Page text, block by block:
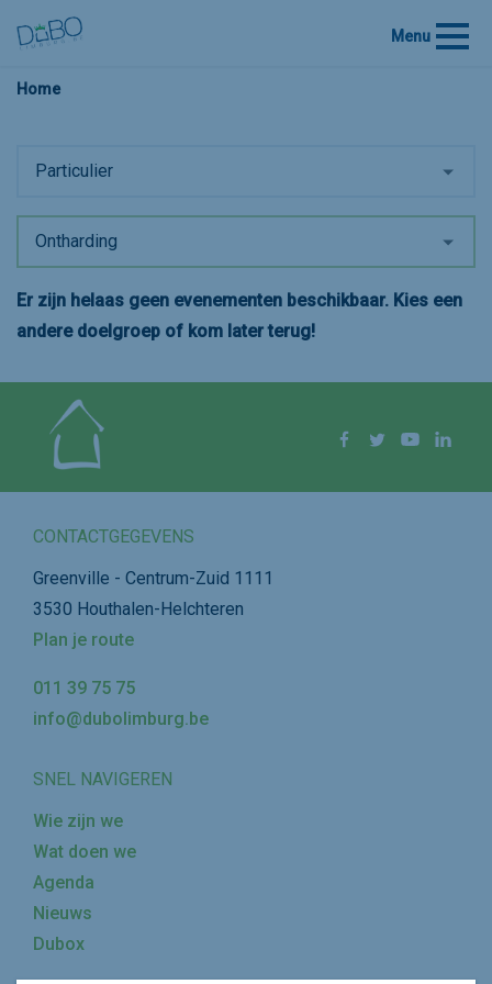
Menu
Home
Particulier
Ontharding
Er zijn helaas geen evenementen beschikbaar. Kies een
andere doelgroep of kom later terug!
Facebook
Twitter YouTube
CONTACTGEGEVENS
Greenville - Centrum-Zuid 1111
3530 Houthalen-Helchteren
Plan je route
011 39 75 75
info@dubolimburg.be
SNEL NAVIGEREN
Wie zijn we
Wat doen we
Agenda
Nieuws
Dubox